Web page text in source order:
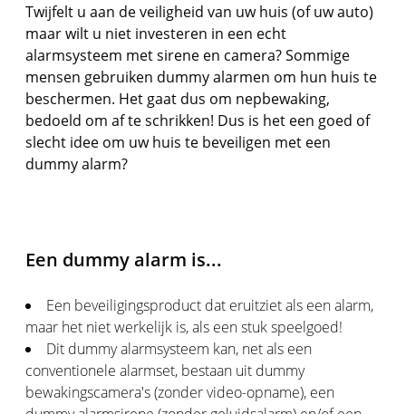
Twijfelt u aan de veiligheid van uw huis (of uw auto)
maar wilt u niet investeren in een echt
alarmsysteem met sirene en camera? Sommige
mensen gebruiken dummy alarmen om hun huis te
beschermen. Het gaat dus om nepbewaking,
bedoeld om af te schrikken! Dus is het een goed of
slecht idee om uw huis te beveiligen met een
dummy alarm?
Een dummy alarm is...
Een beveiligingsproduct dat eruitziet als een alarm,
maar het niet werkelijk is, als een stuk speelgoed!
Dit dummy alarmsysteem kan, net als een
conventionele alarmset, bestaan uit dummy
bewakingscamera's (zonder video-opname), een